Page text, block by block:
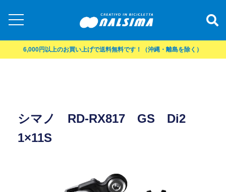
6,000円以上のお買い上げで送料無料です！（沖縄・離島を除く）
シマノ RD-RX817 GS Di2
1×11S